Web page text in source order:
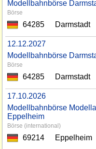
Modellbahnbörse
Börse
64285 Darmstadt
12.12.2027
Modellbahnbörse
Börse
64285 Darmstadt
17.10.2026
Modellbahnbörse
Eppelheim
Börse (international)
69214 Eppelheim